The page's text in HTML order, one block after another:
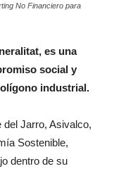
No Financiero para
es una
social y
industrial.
del Jarro, Asivalco,
Sostenible,
dentro de su